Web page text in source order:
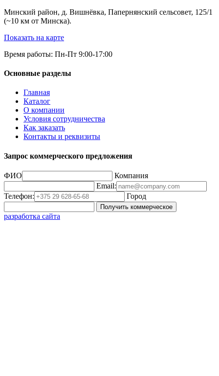
Минский район, д. Вишнёвка, Папернянский сельсовет, 125/1
(~10 км от Минска).
Показать на карте
Время работы: Пн-Пт 9:00-17:00
Основные разделы
Главная
Каталог
О компании
Условия сотрудничества
Как заказать
Контакты и реквизиты
Запрос коммерческого предложения
ФИО
Компания
Email:
Телефон:
Город
Получить коммерческое
разработка сайта